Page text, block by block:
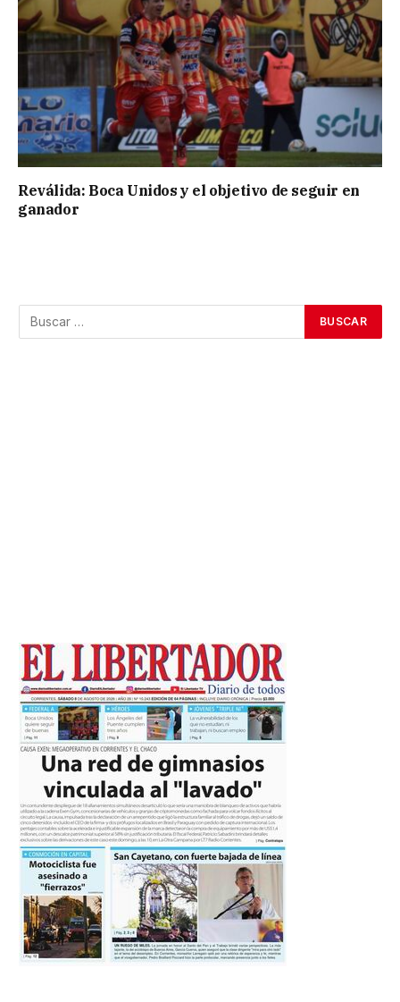
Reválida: Boca Unidos y el objetivo de seguir en
ganador